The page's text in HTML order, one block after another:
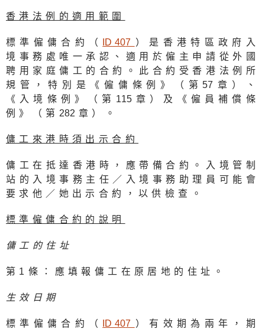
香港法例的適用範圍
標準僱傭合約（ ID 407 ）是香港特區政府入
境事務處唯一承認、適用於僱主申請從外國
聘用家庭傭工的合約。此合約受香港法例所
規管，特別是《僱傭條例》（第57章）、
《入境條例》（第 115章）及《僱員補償條
例》（第 282章）。
傭工來港時須出示合約
傭工在抵達香港時，應帶備合約。入境管制
站的入境事務主任／入境事務助理員可能會
要求他／她出示合約，以供檢查。
標準僱傭合約的說明
傭工的住址
第1條：應填報傭工在原居地的住址。
生效日期
標準僱傭合約（ ID 407 ）有效期為兩年，期